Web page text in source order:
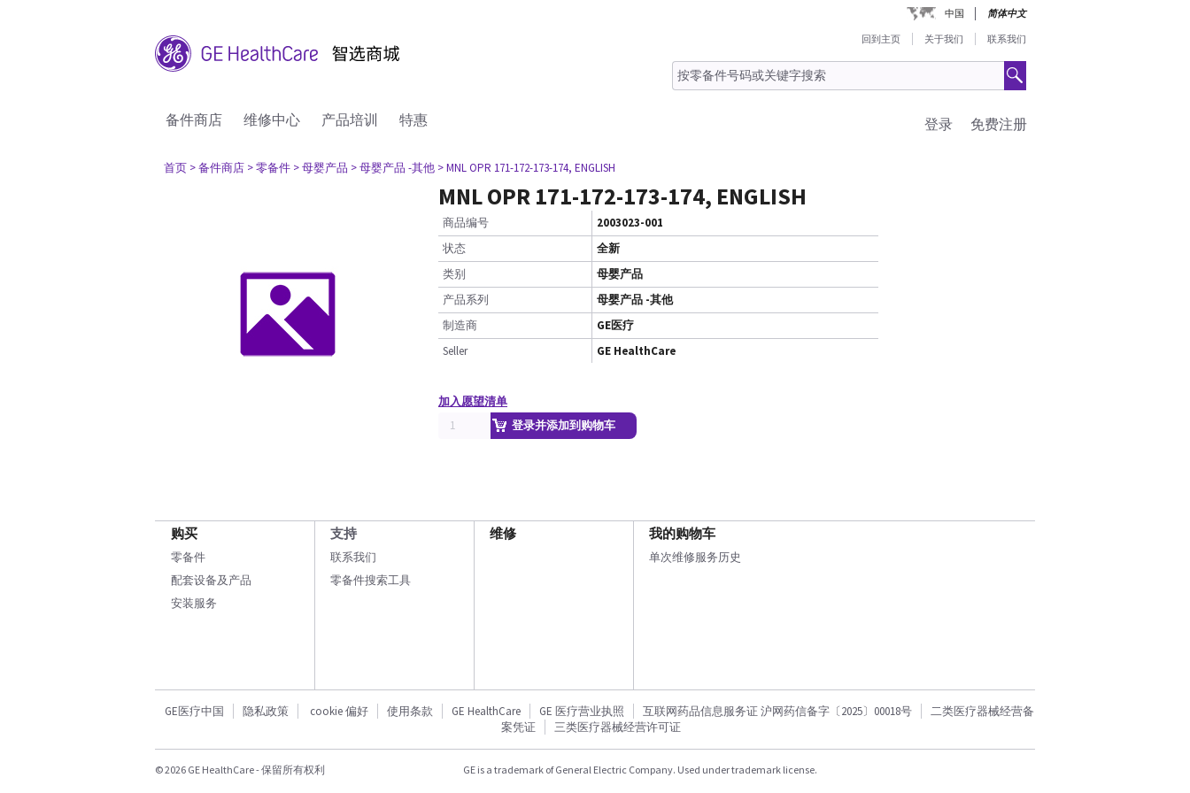
中国 简体中文
回到主页 关于我们 联系我们
备件商店 维修中心 产品培训 特惠 免费注册
登录
首页 > 备件商店 > 零备件 > 母婴产品 > 母婴产品 -其他 > MNL OPR 171-172-173-174, ENGLISH
MNL OPR 171-172-173-174, ENGLISH
商品编号
2003023-001
状态
全新
类别
母婴产品
产品系列
母婴产品 -其他
制造商
GE医疗
Seller
GE HealthCare
加入愿望清单
登录并添加到购物车
购买
零备件
配套设备及产品
安装服务
支持
联系我们
零备件搜索工具
维修 我的购物车
单次维修服务历史
GE医疗中国 隐私政策 cookie 偏好 使用条款 GE HealthCare GE 医疗营业执照 互联网药品信息服务证 沪网药信备字〔2025〕00018号
二类医疗器械经营备
案凭证
三类医疗器械经营许可证
© 2026 GE HealthCare - 保留所有权利 GE is a trademark of General Electric Company. Used under trademark license.